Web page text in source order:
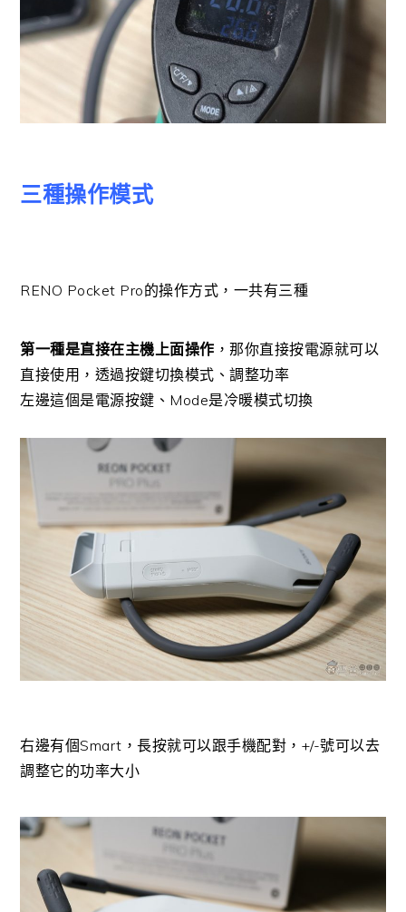
三種操作模式
RENO Pocket Pro的操作方式，一共有三種
第一種是直接在主機上面操作 ，那你直接按電源就可以
直接使用，透過按鍵切換模式、調整功率
左邊這個是電源按鍵、Mode是冷暖模式切換
右邊有個Smart，長按就可以跟手機配對，+/-號可以去
調整它的功率大小